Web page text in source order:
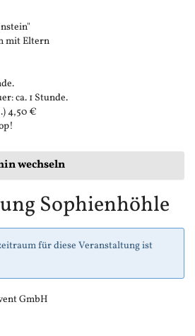
mit Eltern
ca. 1 Stunde.
4,50 €
wechseln
Sophienhöhle
für diese Veranstaltung ist
GmbH